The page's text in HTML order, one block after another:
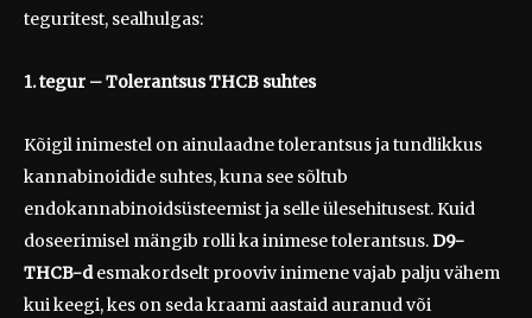
teguritest, sealhulgas:
1. tegur – Tolerantsus THCB suhtes
Kõigil inimestel on ainulaadne tolerantsus ja tundlikkus
kannabinoidide suhtes, kuna see sõltub
endokannabinoidsüsteemist ja selle ülesehitusest. Kuid
doseerimisel mängib rolli ka inimese tolerantsus.D9-
THCB-desmakordselt prooviv inimene vajab palju vähem
kui keegi, kes on seda kraami aastaid auranud või